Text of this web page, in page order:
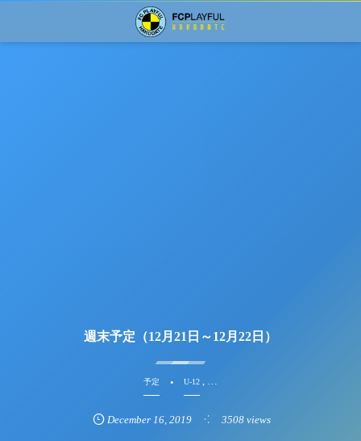
週末予定（12月21日～12月22日）
予定 U-12
December 16 ,2019 3508 views